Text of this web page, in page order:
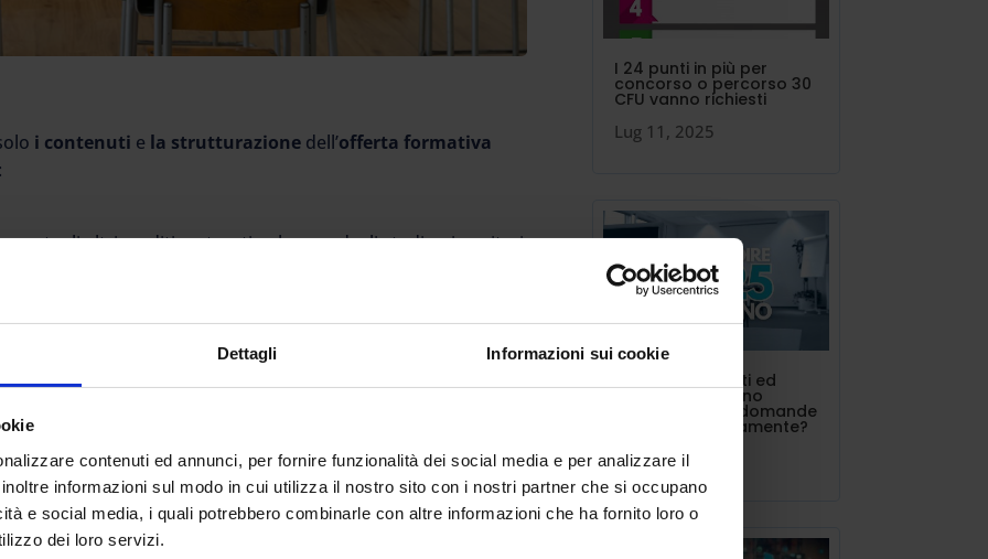
Dettagli Informazioni sui cookie
contenuti ed annunci, per fornire funzionalità dei social media e per analizzare il
informazioni sul modo in cui utilizza il nostro sito con i nostri partner che si occupano
e social media, i quali potrebbero combinarle con altre informazioni che ha fornito loro o
dei loro servizi.
i contenuti e la strutturazione dell’offerta formativa
altri crediti maturati nel corso degli studi universitari
possedute dal docente abilitato;
del percorso universitario e accademico, comprendente la
omogenea dei partecipanti;
giudicatrice;
alla funzione di tutor;
d’iscrizione sia dei percorsi universitari sia di svolgimento
I 24 punti in più per
concorso o percorso 30
CFU vanno richiesti
Lug 11, 2025
INDIRE triennalisti ed
estero. Si possono
presentare più domande
contemporaneamente?
Lug 10, 2025